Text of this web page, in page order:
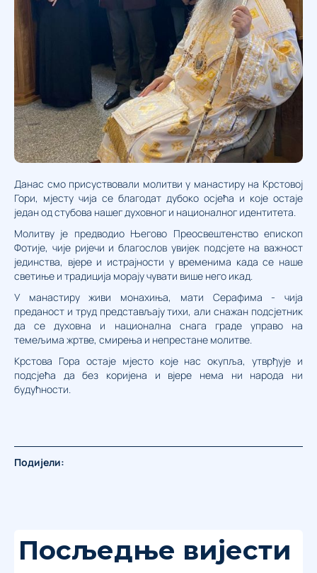
Данас смо присуствовали молитви у манастиру на Крстовој
Гори, мјесту чија се благодат дубоко осјећа и које остаје
један од стубова нашег духовног и националног идентитета.
Молитву је предводио Његово Преосвештенство епископ
Фотије, чије ријечи и благослов увијек подсјете на важност
јединства, вјере и истрајности у временима када се наше
светиње и традиција морају чувати више него икад.
У манастиру живи монахиња, мати Серафима - чија
преданост и труд представљају тихи, али снажан подсјетник
да се духовна и национална снага граде управо на
темељима жртве, смирења и непрестане молитве.
Крстова Гора остаје мјесто које нас окупља, утврђује и
подсјећа да без коријена и вјере нема ни народа ни
будућности.
Подијели:
Посљедње вијести